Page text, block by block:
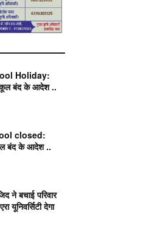
Holiday:
बंद के आदेश ..
closed:
बंद के आदेश ..
ने बचाई परिवार
यूनिवर्सिटी देगा